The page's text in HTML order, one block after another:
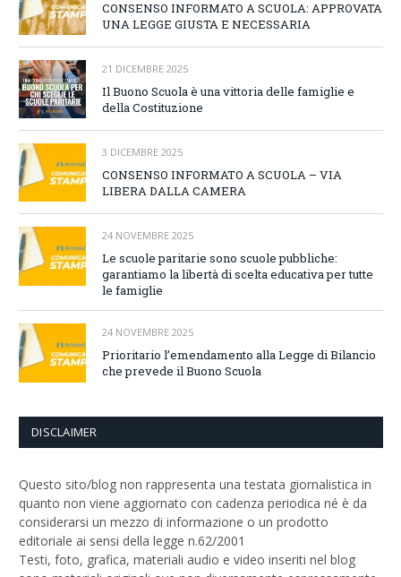
CONSENSO INFORMATO A SCUOLA: APPROVATA
UNA LEGGE GIUSTA E NECESSARIA
21 DICEMBRE 2025
Il Buono Scuola è una vittoria delle famiglie e
della Costituzione
3 DICEMBRE 2025
CONSENSO INFORMATO A SCUOLA – VIA
LIBERA DALLA CAMERA
24 NOVEMBRE 2025
Le scuole paritarie sono scuole pubbliche:
garantiamo la libertà di scelta educativa per tutte
le famiglie
24 NOVEMBRE 2025
Prioritario l’emendamento alla Legge di Bilancio
che prevede il Buono Scuola
DISCLAIMER
Questo sito/blog non rappresenta una testata giornalistica in
quanto non viene aggiornato con cadenza periodica né è da
considerarsi un mezzo di informazione o un prodotto
editoriale ai sensi della legge n.62/2001
Testi, foto, grafica, materiali audio e video inseriti nel blog